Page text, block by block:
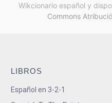
Wikcionario español y
Commons
LIBROS
Español en 3-2-1